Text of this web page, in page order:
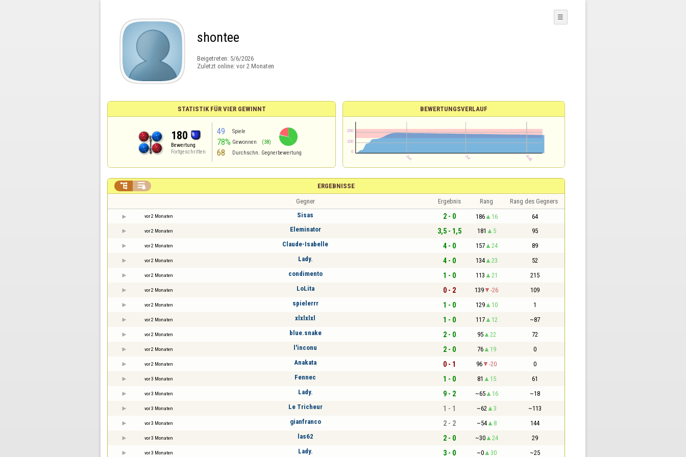
shontee
Beigetreten: 5/6/2026
Zuletzt online: vor 2 Monaten
☰
STATISTIK FÜR VIER GEWINNT
180
Bewertung
Fortgeschritten
49 Spiele
78% Gewonnen (38)
68 Durchschn. Gegnerbewertung
BEWERTUNGSVERLAUF
ERGEBNISSE
 
Gegner Ergebnis Rang Rang des Gegners
vor 2 Monaten Sisas 2 - 0 186 16 64
vor 2 Monaten Eleminator 3,5 - 1,5 181 5 95
vor 2 Monaten Claude-Isabelle 4 - 0 157 24 89
vor 2 Monaten Lady. 4 - 0 134 23 52
vor 2 Monaten condimento 1 - 0 113 21 215
vor 2 Monaten LoLita 0 - 2 139 -26 109
vor 2 Monaten spielerrr 1 - 0 129 10 1
vor 2 Monaten xlxlxlxl 1 - 0 117 12 ~87
vor 2 Monaten blue.snake 2 - 0 95 22 72
vor 2 Monaten l'inconu 2 - 0 76 19 0
vor 2 Monaten Anakata 0 - 1 96 -20 0
vor 3 Monaten Fennec 1 - 0 81 15 61
vor 3 Monaten Lady. 9 - 2 ~65 16 ~18
vor 3 Monaten Le Tricheur 1 - 1 ~62 3 ~113
vor 3 Monaten gianfranco 2 - 2 ~54 8 144
vor 3 Monaten las62 2 - 0 ~30 24 29
vor 3 Monaten Lady. 3 - 0 ~0 30 ~25